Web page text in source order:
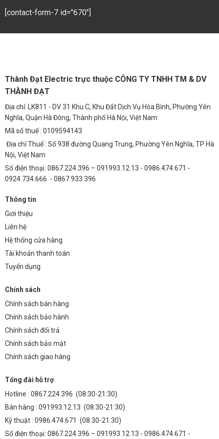
đồng đều.
So Sánh Kinh Tế: Tiết Kiệm Chi Phí Sau 5 Năm
có thể tiết kiệm được một khoản tiền đáng kể nhờ giảm chi phí tiền
điện và bảo trì. Cụ thể:
hơn đáng kể so với đèn truyền thống, giúp giảm hóa đơn tiền điện
hàng tháng.
Giảm chi phí bảo trì:
Tuổi thọ cao của đèn LED giúp giảm tần
suất thay thế đèn, tiết kiệm chi phí nhân công và vật tư.
Câu Hỏi Thường Gặp (FAQ)
điều khiển không?
Không, đèn sân pickleball 300W (TDFR-C5300) có thể hoạt động trực
tiếp với nguồn điện 220V. Tuy nhiên, để điều khiển độ sáng và tạo hiệu
ứng ánh sáng, bạn có thể sử dụng thêm bộ điều khiển dimmer.
2. Đèn có chống được thời tiết khắc nghiệt không?
chống bụi IP65 hoặc IP66, đảm bảo hoạt động ổn định trong mọi điều
3. Thời gian bảo hành của đèn là bao lâu?
Đèn sân pickleball 300W (TDFR-C5300) được bảo hành 2 năm kể từ
ngày mua hàng.
4. Làm thế nào để lắp đặt đèn sân pickleball 300W?
Việc lắp đặt đèn sân pickleball 300W nên được thực hiện bởi kỹ thuật
hệ với chúng tôi để được tư vấn và hỗ trợ lắp đặt.
5. Có những màu ánh sáng nào cho đèn sân
pickleball 300W?
[contact-form-7 id="670"]
Thành Đạt Electric trực thuộc CÔNG TY TNHH TM & DV
THÀNH ĐẠT
Địa chỉ: LK811 - DV 31 Khu C, Khu Đất Dịch Vụ Hòa Bình, Phường Yên
Nghĩa, Quận Hà Đông, Thành phố Hà Nội, Việt Nam
Mã số thuế : 0109594143
Địa chỉ Thuế : Số 938 đường Quang Trung, Phường Yên Nghĩa, TP Hà
Nội, Việt Nam
Số điện thoại: 0867.224.396 – 091993.12.13 - 0986.474.671 -
0924.734.666 - 0867.933.396
Thông tin
Giới thiệu
Liên hệ
Hệ thống cửa hàng
Tài khoản thanh toán
Tuyển dụng
Chính sách
Chính sách bán hàng
Chính sách bảo hành
Chính sách đổi trả
Chính sách bảo mật
Chính sách giao hàng
Tổng đài hỗ trợ
Hotline : 0867.224.396 (08:30-21:30)
Bán hàng : 091993.12.13 (08:30-21:30)
Kỹ thuật : 0986.474.671 (08:30-21:30)
Số điện thoại: 0867.224.396 – 091993.12.13 - 0986.474.671 -